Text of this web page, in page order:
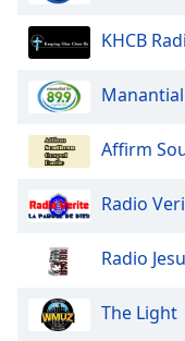
KHCB
Manantial
Affirm
Radio
Radio
The Light